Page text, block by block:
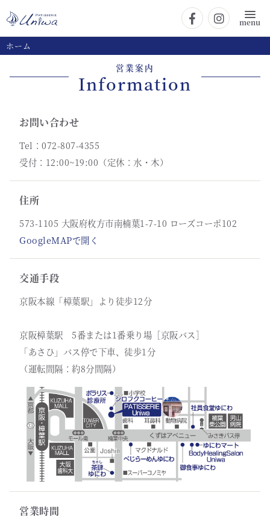
menu
ホーム
営業案内
Information
お問い合わせ
Tel：072-807-4355
受付：12:00~19:00（定休：水・木）
住所
573-1105 大阪府枚方市南楠葉1-7-10 ローズコーポ102
GoogleMAPで開く
交通手段
京阪本線「樟葉駅」より徒歩12分
京阪樟葉駅 5番または1番乗り場［京阪バス］
「あさひ」バス停で下車、徒歩1分
（運転間隔：約8分間隔）
営業時間